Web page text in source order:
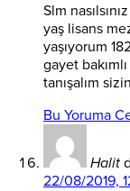
Slm
yaş lisans
yaşıyorum
gayet
tanışalım
Bu Yoruma
Halit
22/08/2019,